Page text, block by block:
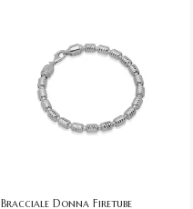
Bracciale Donna Firetube